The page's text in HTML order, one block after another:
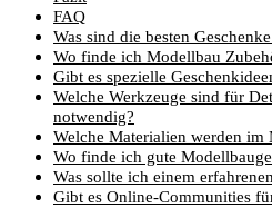
FAQ
Was sind die besten
Wo finde ich Modellbau
Gibt es spezielle
Welche Werkzeuge sind für
notwendig?
Welche Materialien werden
Wo finde ich gute
Was sollte ich einem
Gibt es Online-Communities